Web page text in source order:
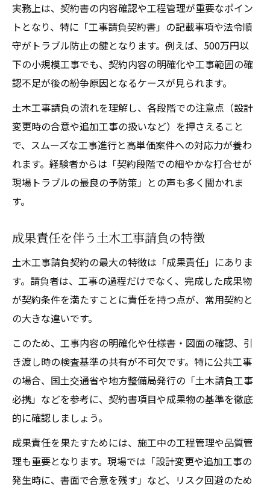
土木請負工事必携を基にしたリスク管理策
契約書記載項目で注意すべきポイント解説
契約の曖昧さが生むトラブルと対策方法
土木工事請負で成果責任を明確にする工夫
常用と請負、どちらが最適か迷うなら
土木工事で常用契約と請負契約を比較検討
請負と常用のメリット・デメリット解説
土木工事請負が高単価を狙える理由とは
現場経験者が選ぶ契約形態の判断基準
500万円以下の土木工事で許可は必要か
建設業法と土木工事請負の許可範囲解説
軽微な土木工事請負で注意すべき実務知識
分割契約時の土木工事許可判定ポイント
公共工事と民間発注の違いを簡潔整理
土木工事請負における発注の流れを比較解
説
公共工事と民間工事の契約手順の違い分析
土木請負工事必携を活用した入札の流れ把
握
民間発注の見積もりポイントと注意事項
実務上は、契約書の内容確認や工程管理が重要なポイン
トとなり、特に「工事請負契約書」の記載事項や法令順
守がトラブル防止の鍵となります。例えば、500万円以
下の小規模工事でも、契約内容の明確化や工事範囲の確
認不足が後の紛争原因となるケースが見られます。
土木工事請負の流れを理解し、各段階での注意点（設計
変更時の合意や追加工事の扱いなど）を押さえること
で、スムーズな工事進行と高単価案件への対応力が養わ
れます。経験者からは「契約段階での細やかな打合せが
現場トラブルの最良の予防策」との声も多く聞かれま
す。
成果責任を伴う土木工事請負の特徴
土木工事請負契約の最大の特徴は「成果責任」にありま
す。請負者は、工事の過程だけでなく、完成した成果物
が契約条件を満たすことに責任を持つ点が、常用契約と
の大きな違いです。
このため、工事内容の明確化や仕様書・図面の確認、引
き渡し時の検査基準の共有が不可欠です。特に公共工事
の場合、国土交通省や地方整備局発行の「土木請負工事
必携」などを参考に、契約書項目や成果物の基準を徹底
的に確認しましょう。
成果責任を果たすためには、施工中の工程管理や品質管
理も重要となります。現場では「設計変更や追加工事の
発生時に、書面で合意を残す」など、リスク回避のため